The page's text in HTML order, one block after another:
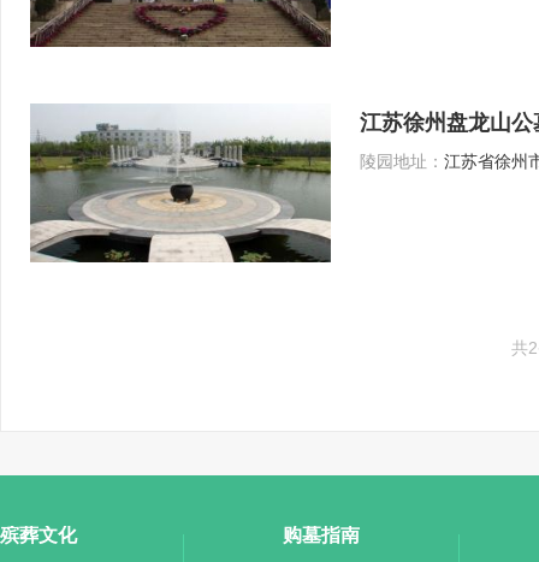
江苏徐州盘龙山公
陵园地址： 江苏省徐州
共
殡葬文化 购墓指南